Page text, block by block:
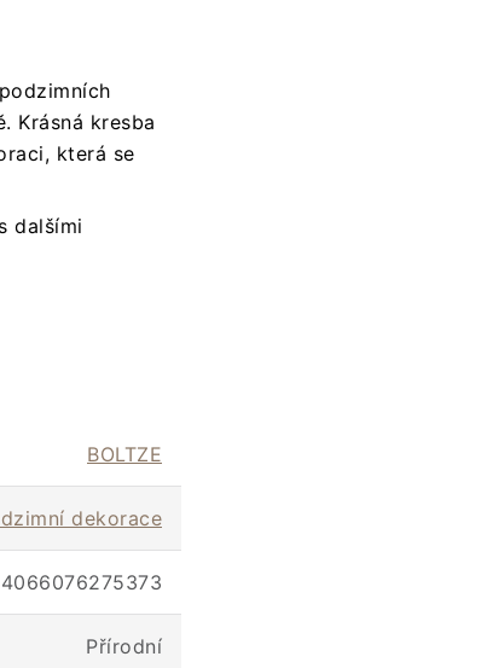
Krásná kresba
která se
dalšími
BOLTZE
dekorace
4066076275373
Přírodní